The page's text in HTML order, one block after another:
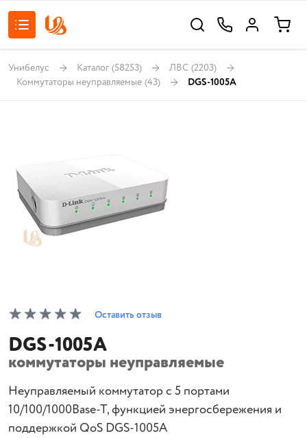
Унибелус Каталог (58253) ЛВС (2203)
Коммутаторы неуправляемые (43) DGS-1005A
Оставить отзыв
DGS-1005A
коммутаторы неуправляемые
Неуправляемый коммутатор с 5 портами
10/100/1000Base-T, функцией энергосбережения и
поддержкой QoS DGS-1005A